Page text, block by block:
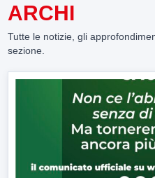
ARCHI
Tutte le notizie, gli
sezione.